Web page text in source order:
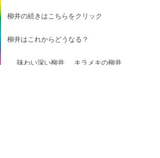
柳井の続きはこちらをクリック
柳井はこれからどうなる？
味わい深い柳井 キラメキの柳井